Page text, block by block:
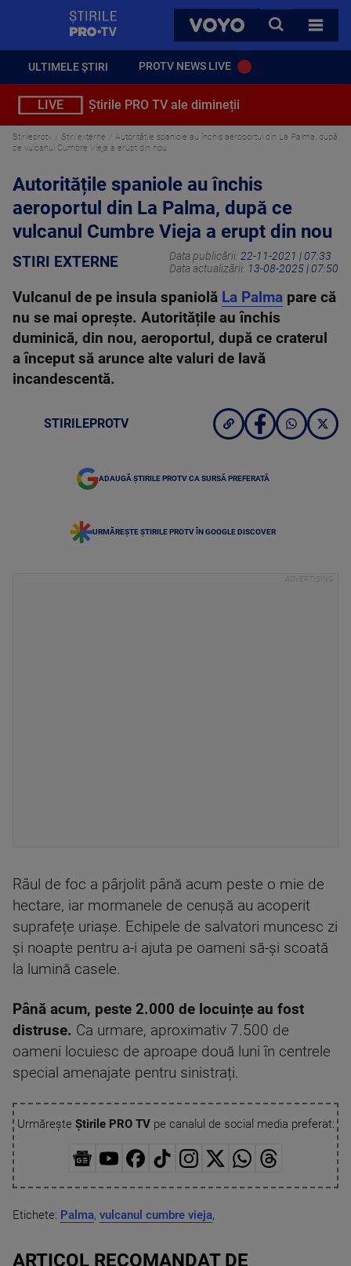
VOYO
CAUTA
TOATE
ULTIMELE ȘTIRI PROTV NEWS LIVE
LIVE Știrile PRO TV ale dimineții
Stirileprotv Stiri externe
Autoritățile spaniole au închis aeroportul din La Palma, după
ce vulcanul Cumbre Vieja a erupt din nou
Autoritățile spaniole au închis
aeroportul din La Palma, după ce
vulcanul Cumbre Vieja a erupt din nou
STIRI EXTERNE Data publicării: 22-11-2021 | 07:33
Data actualizării: 13-08-2025 | 07:50
Vulcanul de pe insula spaniolă La Palma pare că
nu se mai oprește. Autoritățile au închis
duminică, din nou, aeroportul, după ce craterul
a început să arunce alte valuri de lavă
incandescentă.
STIRILEPROTV
ADAUGĂ ȘTIRILE PROTV CA SURSĂ PREFERATĂ
URMĂREȘTE ȘTIRILE PROTV ÎN GOOGLE DISCOVER
Râul de foc a pârjolit până acum peste o mie de
hectare, iar mormanele de cenușă au acoperit
suprafețe uriașe. Echipele de salvatori muncesc zi
și noapte pentru a-i ajuta pe oameni să-și scoată
la lumină casele.
Până acum, peste 2.000 de locuințe au fost
distruse. Ca urmare, aproximativ 7.500 de
oameni locuiesc de aproape două luni în centrele
special amenajate pentru sinistrați.
Urmărește Știrile PRO TVpe canalul de social media preferat:
Etichete: Palma, vulcanul cumbre vieja,
ARTICOL RECOMANDAT DE